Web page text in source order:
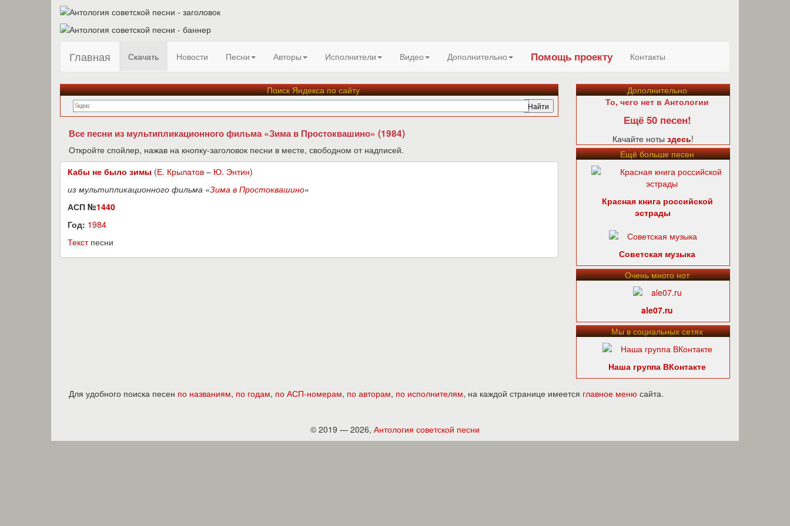
Главная Скачать Новости Песни Авторы Исполнители Видео Дополнительно Помощь проекту Контакты
Поиск Яндекса по сайту
Все песни из мультипликационного фильма «Зима в Простоквашино» (1984)
Откройте спойлер, нажав на кнопку-заголовок песни в месте, свободном от надписей.
Кабы не было зимы (Е. Крылатов – Ю. Энтин)
из мультипликационного фильма «Зима в Простоквашино»
АСП №1440
Год: 1984
Текстпесни
Дополнительно
То, чего нет в Антологии
Ещё 50 песен!
Качайте ноты здесь!
Ещё больше песен
Красная книга российской
эстрады
Советская музыка
Очень много нот
ale07.ru
Мы в социальных сетях
Наша группа ВКонтакте
Для удобного поиска песен по названиям, по годам, по АСП-номерам, по авторам, по исполнителям, на каждой странице имеется главное меню сайта.
© 2019 — 2026, Антология советской песни